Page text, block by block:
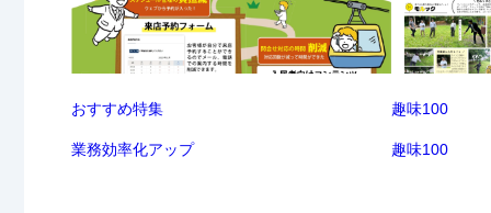
おすすめ特集
業務効率化アップ
趣味100
趣味100